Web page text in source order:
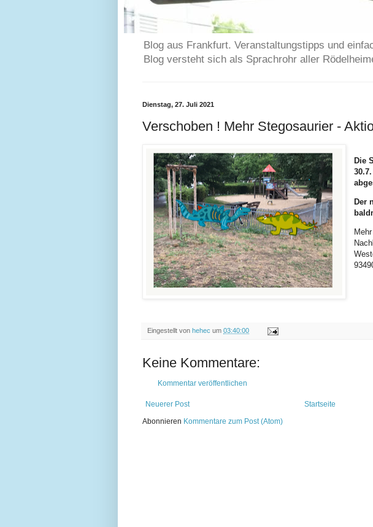
Blog aus Frankfurt. Veranstaltungstipps und
Blog versteht sich als Sprachrohr aller
Dienstag, 27. Juli 2021
Verschoben ! Mehr Stegosaurier -
Die
Der
Eingestellt von hehec um 03:40:00
Keine Kommentare:
Kommentar veröffentlichen
Neuerer Post
Startseite
Abonnieren Kommentare zum Post (Atom)